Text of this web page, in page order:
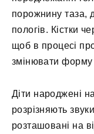
порожнину таза,
пологів. Кістки
щоб в процесі
змінювати форму
Діти народжені
розрізняють
розташовані на